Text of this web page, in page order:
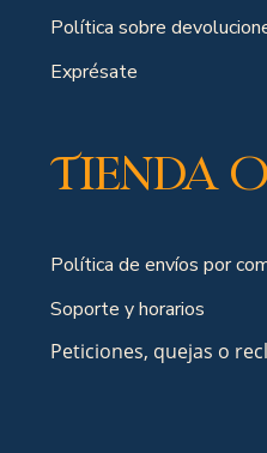
Política sobre
Exprésate
Tienda
Política de envíos por
Soporte y horarios
Peticiones, quejas o